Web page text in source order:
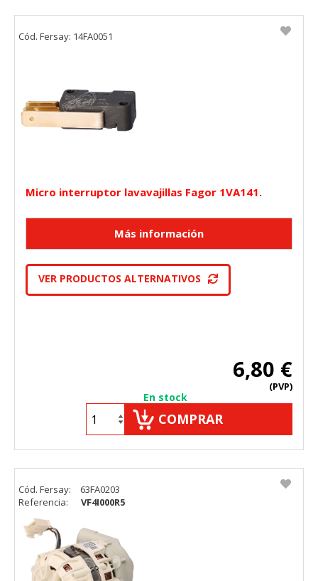
Micro interruptor lavavajillas Fagor 1VA141.
VER PRODUCTOS ALTERNATIVOS
6,80 €
(PVP)
En stock
COMPRAR
Cód. Fersay: 14FA0051
Cód. Fersay:
63FA0203
Referencia:
VF4I000R5